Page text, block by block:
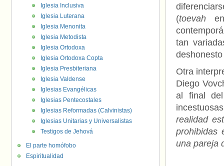
(toevah
tan
Otra
Diego
al final
realidad
prohibidas
una pareja
Iglesia Inclusiva
Iglesia Luterana
Iglesia Menonita
Iglesia Metodista
Iglesia Ortodoxa
Iglesia Ortodoxa Copta
Iglesia Presbiteriana
Iglesia Valdense
Iglesias Evangélicas
Iglesias Pentecostales
Iglesias Reformadas (Calvinistas)
Iglesias Unitarias y Universalistas
Testigos de Jehová
El parte homófobo
Espiritualidad